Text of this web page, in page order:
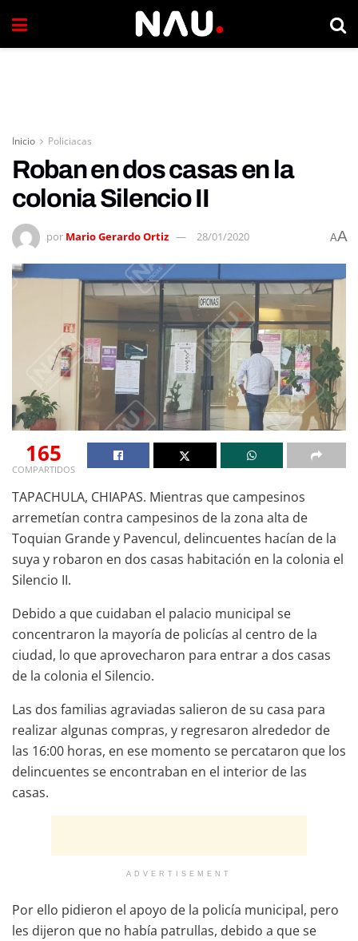
Inicio Policiacas
Roban en dos casas en la
colonia Silencio II
por Mario Gerardo Ortiz 28/01/2020 AA
165
COMPARTIDOS
TAPACHULA, CHIAPAS. Mientras que campesinos
arremetían contra campesinos de la zona alta de
Toquian Grande y Pavencul, delincuentes hacían de la
suya y robaron en dos casas habitación en la colonia el
Silencio II.
Debido a que cuidaban el palacio municipal se
concentraron la mayoría de policías al centro de la
ciudad, lo que aprovecharon para entrar a dos casas
de la colonia el Silencio.
Las dos familias agraviadas salieron de su casa para
realizar algunas compras, y regresaron alrededor de
las 16:00 horas, en ese momento se percataron que los
delincuentes se encontraban en el interior de las
casas.
ADVERTISEMENT
Por ello pidieron el apoyo de la policía municipal, pero
les dijeron que no había patrullas, debido a que se